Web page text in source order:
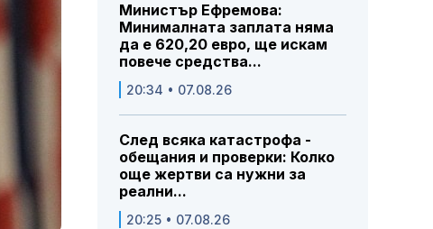
Министър Ефремова:
Минималната заплата няма
да е 620,20 евро, ще искам
повече средства...
20:34 • 07.08.26
След всяка катастрофа -
обещания и проверки: Колко
още жертви са нужни за
реални...
20:25 • 07.08.26